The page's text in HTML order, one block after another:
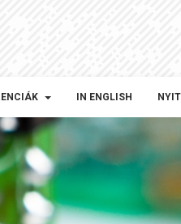
IN ENGLISH